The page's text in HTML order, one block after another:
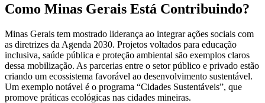
Como Minas Gerais Está Contribuindo?
Minas Gerais tem mostrado liderança ao integrar ações sociais com
as diretrizes da Agenda 2030. Projetos voltados para educação
inclusiva, saúde pública e proteção ambiental são exemplos claros
dessa mobilização. As parcerias entre o setor público e privado estão
criando um ecossistema favorável ao desenvolvimento sustentável.
Um exemplo notável é o programa “Cidades Sustentáveis”, que
promove práticas ecológicas nas cidades mineiras.